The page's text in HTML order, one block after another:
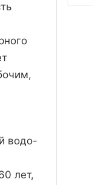
водо-
лет,